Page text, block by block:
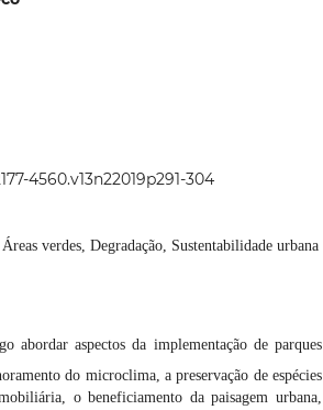
4560.v13n22019p291-304
verdes, Degradação, Sustentabilidade urbana
abordar aspectos da implementação de parques
do microclima, a preservação de espécies
o beneficiamento da paisagem urbana,